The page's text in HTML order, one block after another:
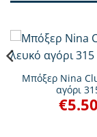
Μπόξερ Nina
αγόρι
€5.50